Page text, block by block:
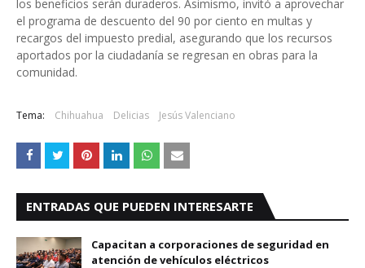
los beneficios serán duraderos. Asimismo, invitó a aprovechar
el programa de descuento del 90 por ciento en multas y
recargos del impuesto predial, asegurando que los recursos
aportados por la ciudadanía se regresan en obras para la
comunidad.
Tema: Chihuahua Delicias Jesús Valenciano
ENTRADAS QUE PUEDEN INTERESARTE
Capacitan a corporaciones de seguridad en
atención de vehículos eléctricos